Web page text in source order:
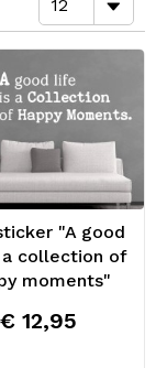
"A good
collection of
moments"
€ 12,95